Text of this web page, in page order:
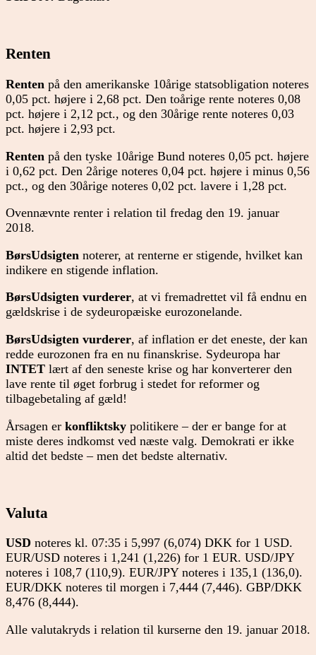
Renten
Renten på den amerikanske 10årige statsobligation noteres
0,05 pct. højere i 2,68 pct. Den toårige rente noteres 0,08
pct. højere i 2,12 pct., og den 30årige rente noteres 0,03
pct. højere i 2,93 pct.
Renten på den tyske 10årige Bund noteres 0,05 pct. højere
i 0,62 pct. Den 2årige noteres 0,04 pct. højere i minus 0,56
pct., og den 30årige noteres 0,02 pct. lavere i 1,28 pct.
Ovennævnte renter i relation til fredag den 19. januar
2018.
BørsUdsigten noterer, at renterne er stigende, hvilket kan
indikere en stigende inflation.
BørsUdsigten vurderer, at vi fremadrettet vil få endnu en
gældskrise i de sydeuropæiske eurozonelande.
BørsUdsigten vurderer, af inflation er det eneste, der kan
redde eurozonen fra en nu finanskrise. Sydeuropa har
INTET lært af den seneste krise og har konverterer den
lave rente til øget forbrug i stedet for reformer og
tilbagebetaling af gæld!
Årsagen er konfliktsky politikere – der er bange for at
miste deres indkomst ved næste valg. Demokrati er ikke
altid det bedste – men det bedste alternativ.
Valuta
USD noteres kl. 07:35 i 5,997 (6,074) DKK for 1 USD.
EUR/USD noteres i 1,241 (1,226) for 1 EUR. USD/JPY
noteres i 108,7 (110,9). EUR/JPY noteres i 135,1 (136,0).
EUR/DKK noteres til morgen i 7,444 (7,446). GBP/DKK
8,476 (8,444).
Alle valutakryds i relation til kurserne den 19. januar 2018.